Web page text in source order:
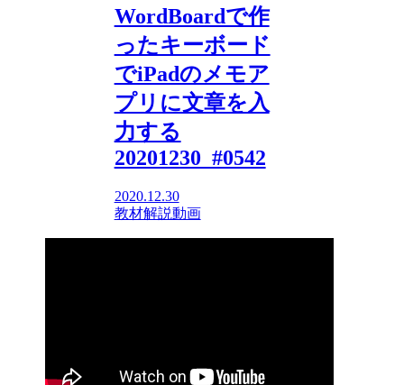
WordBoardで作
ったキーボード
でiPadのメモア
プリに文章を入
力する
20201230_#0542
2020.12.30
教材解説動画